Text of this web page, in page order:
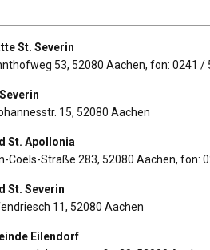
St. Severin
53, 52080 Aachen, fon: 0241 /
15, 52080 Aachen
St. Apollonia
Coels-Straße 283, 52080 Aachen, fon:
St. Severin
11, 52080 Aachen
Eilendorf